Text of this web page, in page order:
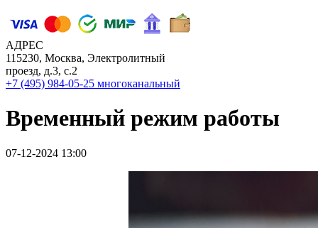
АДРЕС
115230, Москва, Электролитный
проезд, д.3, с.2
+7 (495) 984-05-25 многоканальный
Временный режим работы
07-12-2024 13:00